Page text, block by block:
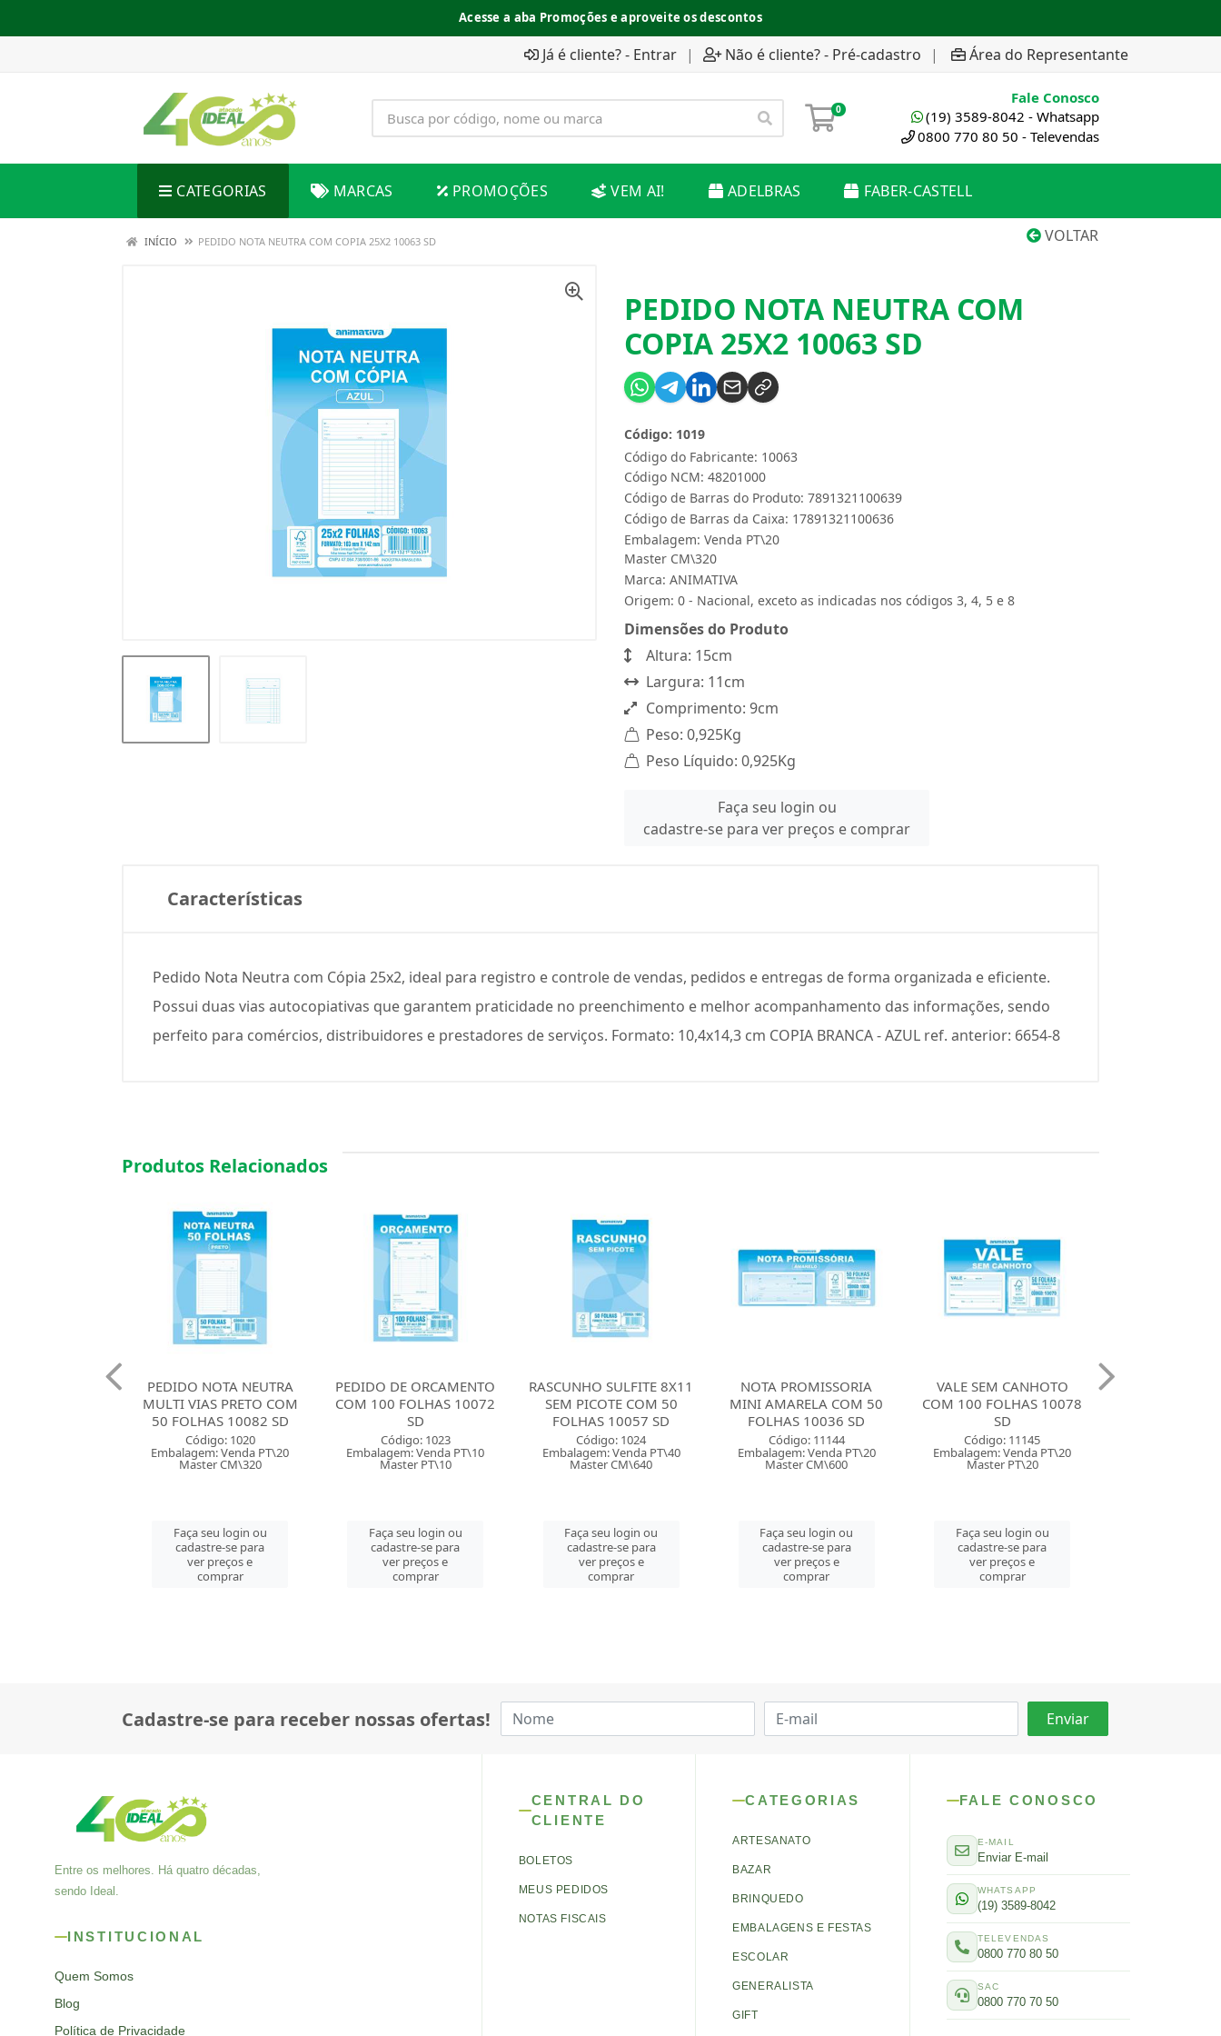
Acesse a aba Promoções e aproveite os descontos
Já é cliente? - Entrar | Não é cliente? - Pré-cadastro | Área do Representante
0
Fale Conosco
(19) 3589-8042 - Whatsapp
0800 770 80 50 - Televendas
CATEGORIAS MARCAS PROMOÇÕES VEM AI! ADELBRAS FABER-CASTELL
VOLTAR
INÍCIO PEDIDO NOTA NEUTRA COM COPIA 25X2 10063 SD
PEDIDO NOTA NEUTRA COM
COPIA 25X2 10063 SD
Código do Fabricante: 10063
Código: 1019
Código NCM: 48201000
Código de Barras do Produto: 7891321100639
Código de Barras da Caixa: 17891321100636
Embalagem: Venda PT\20
Master CM\320
Marca: ANIMATIVA
Origem: 0 - Nacional, exceto as indicadas nos códigos 3, 4, 5 e 8
Dimensões do Produto
Altura: 15cm
Largura: 11cm
Comprimento: 9cm
Peso: 0,925Kg
Peso Líquido: 0,925Kg
Faça seu login ou
cadastre-se para ver preços e comprar
Características
Pedido Nota Neutra com Cópia 25x2, ideal para registro e controle de vendas, pedidos e entregas de forma organizada e eficiente.
Possui duas vias autocopiativas que garantem praticidade no preenchimento e melhor acompanhamento das informações, sendo
perfeito para comércios, distribuidores e prestadores de serviços. Formato: 10,4x14,3 cm COPIA BRANCA - AZUL ref. anterior: 6654-8
Produtos Relacionados
PEDIDO DE ORCAMENTO
COM 100 FOLHAS 10072
SD
Código: 1023
Embalagem: Venda PT\10
Master PT\10
Faça seu login ou
cadastre-se para
ver preços e
comprar
RASCUNHO SULFITE 8X11
SEM PICOTE COM 50
FOLHAS 10057 SD
Código: 1024
Embalagem: Venda PT\40
Master CM\640
Faça seu login ou
cadastre-se para
ver preços e
comprar
NOTA PROMISSORIA
MINI AMARELA COM 50
FOLHAS 10036 SD
Código: 11144
Embalagem: Venda PT\20
Master CM\600
Faça seu login ou
cadastre-se para
ver preços e
comprar
VALE SEM CANHOTO
COM 100 FOLHAS 10078
SD
Código: 11145
Embalagem: Venda PT\20
Master PT\20
Faça seu login ou
cadastre-se para
ver preços e
comprar
BLOCO FREE BINGO 100
FOLHAS JORNAL
Código: 11427
Embalagem: Venda PT\15
Master CM\360
Faça seu login ou
cadastre-se para
ver preços e
comprar
Cadastre-se para receber nossas ofertas!
Entre os melhores. Há quatro décadas,
sendo Ideal.
INSTITUCIONAL
Quem Somos
Blog
Política de Privacidade
CENTRAL DO
CLIENTE
BOLETOS
MEUS PEDIDOS
NOTAS FISCAIS
CATEGORIAS
ARTESANATO
BAZAR
BRINQUEDO
EMBALAGENS E FESTAS
ESCOLAR
GENERALISTA
GIFT
FALE CONOSCO
E-MAIL
Enviar E-mail
WHATSAPP
(19) 3589-8042
TELEVENDAS
0800 770 80 50
SAC
0800 770 70 50